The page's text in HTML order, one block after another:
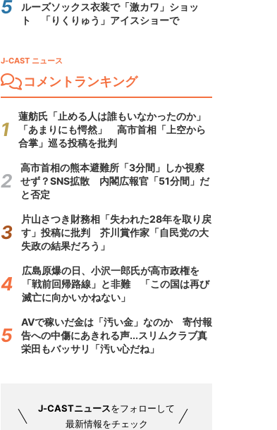
ルーズソックス衣装で「激カワ」ショッ
ト 「りくりゅう」アイスショーで
J-CAST ニュース
コメントランキング
蓮舫氏「止める人は誰もいなかったのか」
「あまりにも愕然」 高市首相「上空から
合掌」巡る投稿を批判
高市首相の熊本避難所「3分間」しか視察
せず？SNS拡散 内閣広報官「51分間」だ
と否定
片山さつき財務相「失われた28年を取り戻
す」投稿に批判 芥川賞作家「自民党の大
失政の結果だろう」
広島原爆の日、小沢一郎氏が高市政権を
「戦前回帰路線」と非難 「この国は再び
滅亡に向かいかねない」
AVで稼いだ金は「汚い金」なのか 寄付報
告への中傷にあきれる声...スリムクラブ真
栄田もバッサリ「汚い心だね」
J-CASTニュースをフォローして
最新情報をチェック